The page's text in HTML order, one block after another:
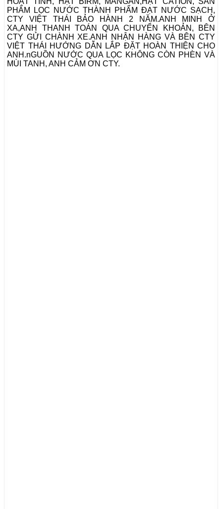
PHẨM LỌC NƯỚC THÀNH PHẨM ĐẠT NƯỚC SẠCH,
CTY VIỆT THÁI BẢO HÀNH 2 NĂM.ANH MINH Ở
XA,ANH THANH TOÁN QUA CHUYỂN KHOẢN, BÊN
CTY GỬI CHÀNH XE.ANH NHẬN HÀNG VÀ BÊN CTY
VIỆT THÁI HƯỚNG DẪN LẮP ĐẶT HOÀN THIỆN CHO
ANH.nGUỒN NƯỚC QUA LỌC KHÔNG CÒN PHÈN VÀ
MÙI TANH, ANH CẢM ƠN CTY.